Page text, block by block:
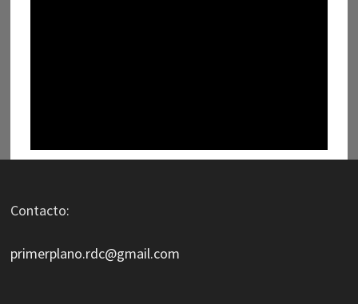
Contacto:
primerplano.rdc@gmail.com